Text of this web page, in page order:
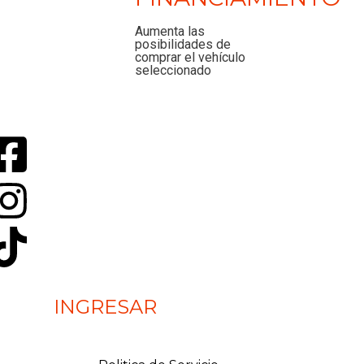
Aumenta las
posibilidades de
comprar el vehículo
seleccionado
INGRESAR